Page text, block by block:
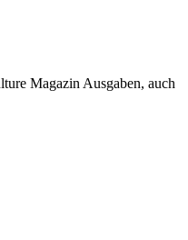
Magazin Ausgaben, auch